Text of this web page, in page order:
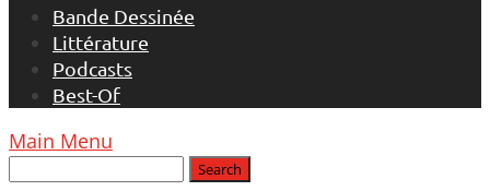
Bande Dessinée
Littérature
Podcasts
Best-Of
Main Menu